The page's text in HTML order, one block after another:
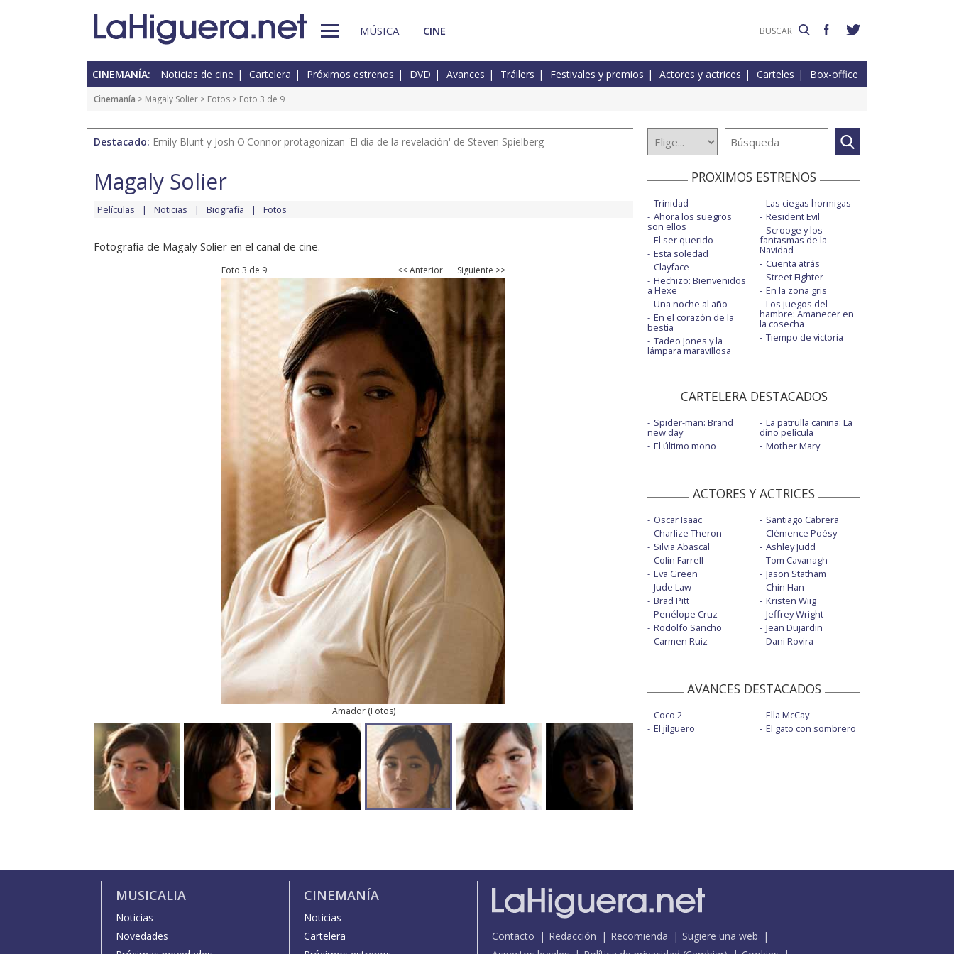
MÚSICA CINE
CINEMANÍA: Noticias de cine Cartelera Próximos estrenos DVD Avances Tráilers Festivales y premios Actores y actrices Carteles Box-office
Cinemanía > Magaly Solier > Fotos > Foto 3 de 9
Destacado: Emily Blunt y Josh O'Connor protagonizan 'El día de la revelación' de Steven Spielberg
Magaly Solier
Películas Noticias Biografía Fotos
Fotografía de Magaly Solier en el canal de cine.
Foto 3 de 9 << Anterior Siguiente >>
Amador(Fotos)
PROXIMOS ESTRENOS
Trinidad
Ahora los suegros
son ellos
El ser querido
Esta soledad
Clayface
Hechizo: Bienvenidos
a Hexe
Una noche al año
En el corazón de la
bestia
Tadeo Jones y la
lámpara maravillosa
Las ciegas hormigas
Resident Evil
Scrooge y los
fantasmas de la
Navidad
Cuenta atrás
Street Fighter
En la zona gris
Los juegos del
hambre: Amanecer en
la cosecha
Tiempo de victoria
CARTELERA DESTACADOS
Spider-man: Brand
new day
El último mono
La patrulla canina: La
dino película
Mother Mary
ACTORES Y ACTRICES
Oscar Isaac
Charlize Theron
Silvia Abascal
Colin Farrell
Eva Green
Jude Law
Brad Pitt
Penélope Cruz
Rodolfo Sancho
Carmen Ruiz
Santiago Cabrera
Clémence Poésy
Ashley Judd
Tom Cavanagh
Jason Statham
Chin Han
Kristen Wiig
Jeffrey Wright
Jean Dujardin
Dani Rovira
AVANCES DESTACADOS
Coco 2
El jilguero
Ella McCay
El gato con sombrero
MUSICALIA
Noticias
Novedades
CINEMANÍA
Noticias
Cartelera
Contacto Redacción Recomienda
Sugiere una web